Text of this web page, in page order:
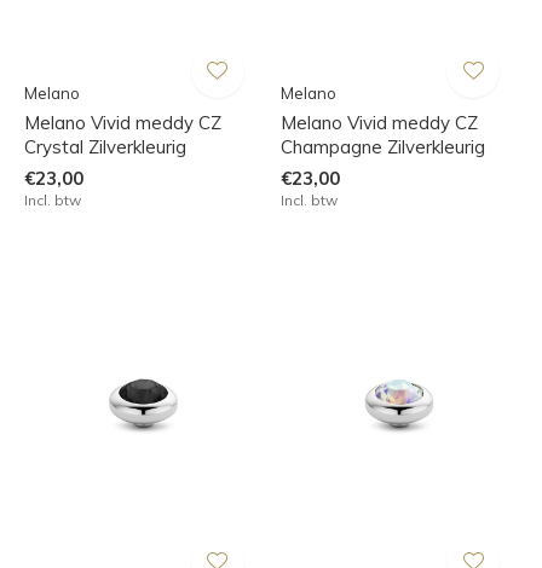
Melano
Melano Vivid meddy CZ
Crystal Zilverkleurig
€23,00
Incl. btw
Melano
Melano Vivid meddy CZ
Champagne Zilverkleurig
€23,00
Incl. btw